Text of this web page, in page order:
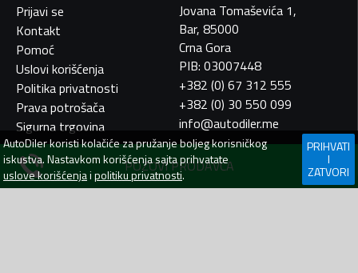
POZOVI PRODAVCA
Prijavi se
Kontakt
Pomoć
Uslovi korišćenja
Politika privatnosti
Prava potrošača
Sigurna trgovina
Jovana Tomaševića 1,
Bar, 85000
Crna Gora
PIB: 03007448
+382 (0) 67 312 555
+382 (0) 30 550 099
info@autodiler.me
AutoDilerkoristi kolačiće za pružanje boljeg korisničkog
iskustva. Nastavkom korišćenja sajta prihvatate
uslove korišćenjaipolitiku privatnosti.
PRIHVATI
I
ZATVORI